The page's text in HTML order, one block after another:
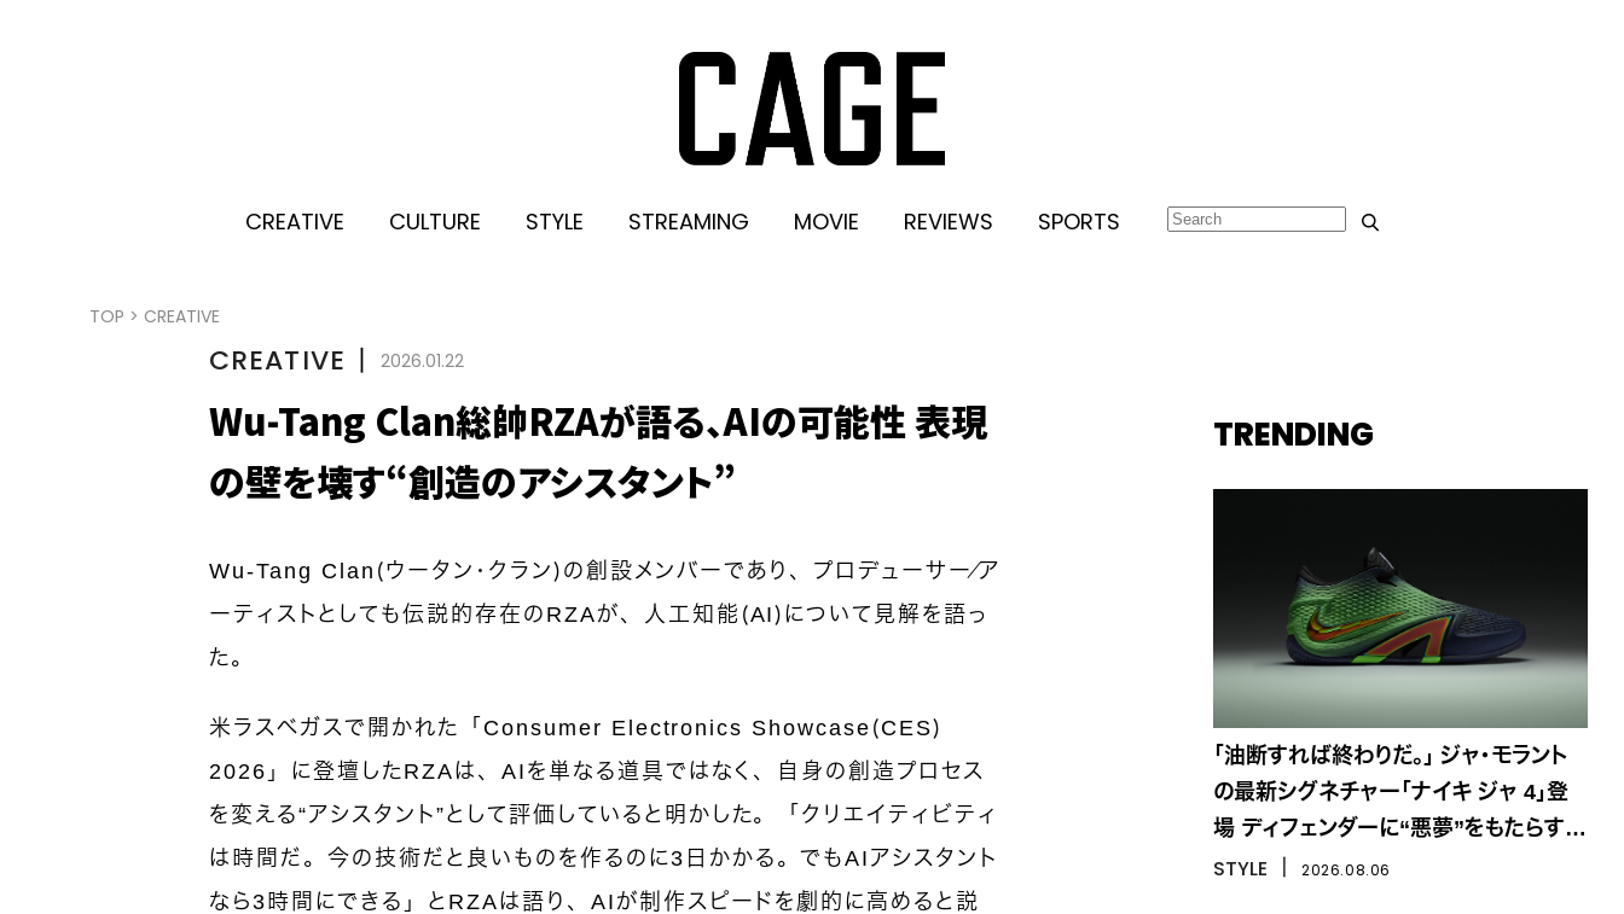
CREATIVE CULTURE STYLE STREAMING MOVIE REVIEWS SPORTS
TOP > CREATIVE
CREATIVE 丨 2026.01.22
Wu-Tang Clan総帥RZAが語る、AIの可能性 表現
の壁を壊す“創造のアシスタント”
Wu-Tang Clan（ウータン・クラン）の創設メンバーであり、プロデューサー／ア
ーティストとしても伝説的存在のRZAが、人工知能（AI）について見解を語っ
た。
米ラスベガスで開かれた「Consumer Electronics Showcase（CES）
2026」に登壇したRZAは、AIを単なる道具ではなく、自身の創造プロセス
を変える“アシスタント”として評価していると明かした。
「クリエイティビティ
は時間だ。今の技術だと良いものを作るのに3日かかる。でもAIアシスタント
なら3時間にできる」とRZAは語り、AIが制作スピードを劇的に高めると説
TRENDING
「油断すれば終わりだ。」 ジャ・モラント
の最新シグネチャー「ナイキ ジャ 4」登
場 ディフェンダーに“悪夢”をもたらす一
足
STYLE 2026.08.06